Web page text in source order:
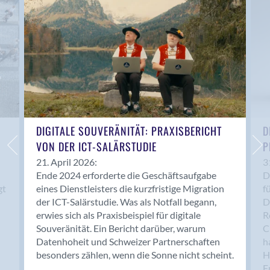
Anwil
Appenzell
Au SG
Baar
Baden
Balsthal
Balzers
Basel
Bassersdorf
Belp
Bendern
Benken (SG)
Bergdietikon
Berlin
Bern
Bern - Liebefeld
DIGITALE SOUVERÄNITÄT: PRAXISBERICHT
VON DER ICT-SALÄRSTUDIE
21. April 2026:
Ende 2024 erforderte die Geschäftsaufgabe
eines Dienstleisters die kurzfristige Migration
der ICT-Salärstudie. Was als Notfall begann,
erwies sich als Praxisbeispiel für digitale
Souveränität. Ein Bericht darüber, warum
Datenhoheit und Schweizer Partnerschaften
besonders zählen, wenn die Sonne nicht scheint.